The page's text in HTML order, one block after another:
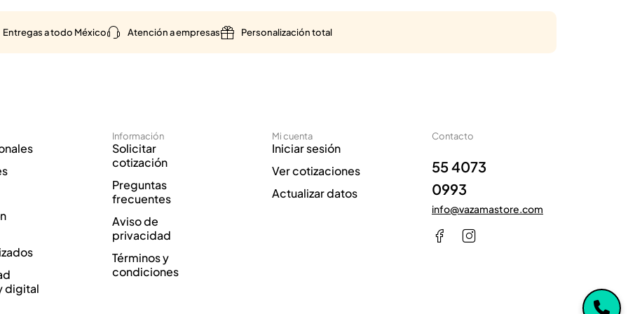
Entregas a todo México Atención a empresas Personalización total
digital
Información
Solicitar
cotización
Preguntas
frecuentes
Aviso de
privacidad
Términos y
condiciones
Mi cuenta
Iniciar sesión
Ver cotizaciones
Actualizar datos
Contacto
55 4073
0993
info@vazamastore.com